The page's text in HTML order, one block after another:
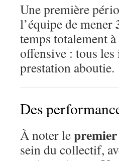
Une première
l’équipe de mener
temps totalement
offensive : tous
prestation aboutie.
Des
À noter le
sein du collectif,